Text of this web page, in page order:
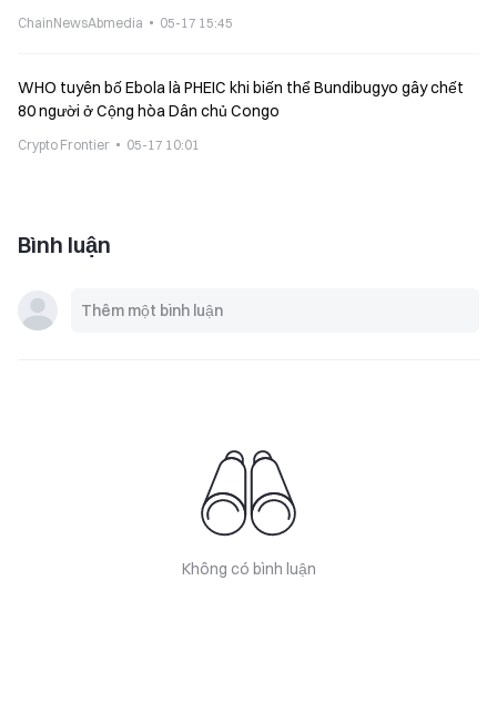
ChainNewsAbmedia 05-17 15:45
WHO tuyên bố Ebola là PHEIC khi biến thể Bundibugyo gây chết
80 người ở Cộng hòa Dân chủ Congo
Crypto Frontier 05-17 10:01
Bình luận
Không có bình luận